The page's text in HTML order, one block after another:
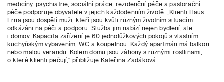
medicíny, psychiatrie, sociální práce, rezidenční péče a pastorační
péče podporuje obyvatele v jejich každodenním životě. „Klienti Haus
Erna jsou dospělí muži, kteří jsou kvůli různým životním situacím
odkázáni na péči a podporu. Služba jim nabízí nejen bydlení, ale
i domov. Kapacita zařízení je 60 jednolůžkových pokojů s vlastním
kuchyňským vybavením, WC a koupelnou. Každý apartmán má balkon
nebo malou verandu. Kolem domu jsou záhony s různými rostlinami,
o které klienti pečují,“ přibližuje Kateřina Zadáková.